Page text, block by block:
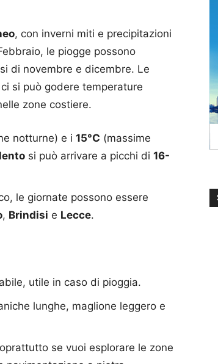
, con inverni miti e precipitazioni
le piogge possono
di novembre e dicembre. Le
si può godere temperature
zone costiere.
notturne) e i 15°C (massime
si può arrivare a picchi di 16-
le giornate possono essere
, Brindisi e Lecce.
utile in caso di pioggia.
lunghe, maglione leggero e
se vuoi esplorare le zone